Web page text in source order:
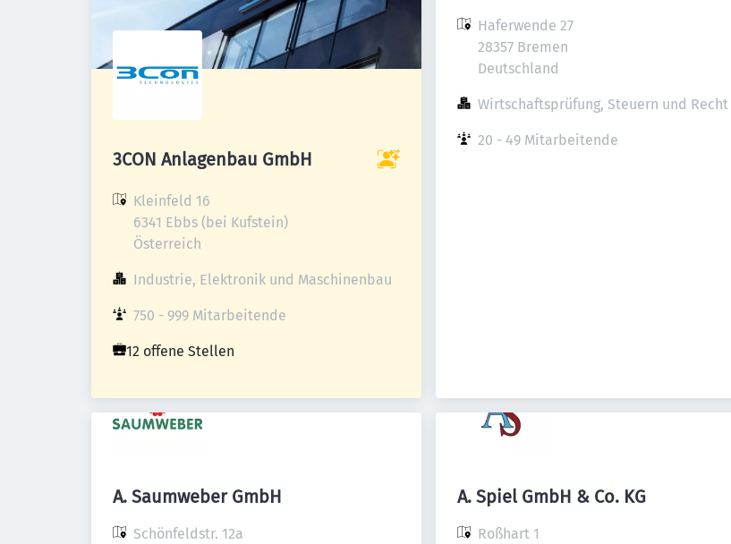
3CON Anlagenbau GmbH
Kleinfeld 16
6341 Ebbs (bei Kufstein)
Österreich
Industrie, Elektronik und Maschinenbau
750 - 999 Mitarbeitende
12 offene Stellen
Haferwende 27
28357 Bremen
Deutschland
Wirtschaftsprüfung, Steuern und Recht
20 - 49 Mitarbeitende
A. Saumweber GmbH
Schönfeldstr. 12a
A. Spiel GmbH & Co. KG
Roßhart 1